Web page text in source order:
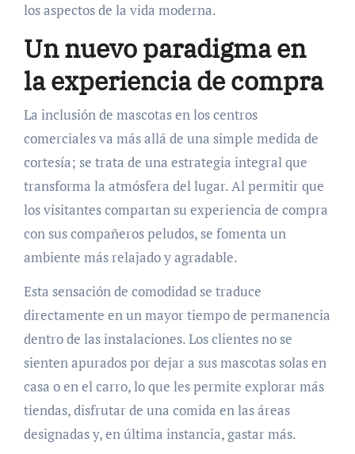
los aspectos de la vida moderna.
Un nuevo paradigma en
la experiencia de compra
La inclusión de mascotas en los centros
comerciales va más allá de una simple medida de
cortesía; se trata de una estrategia integral que
transforma la atmósfera del lugar. Al permitir que
los visitantes compartan su experiencia de compra
con sus compañeros peludos, se fomenta un
ambiente más relajado y agradable.
Esta sensación de comodidad se traduce
directamente en un mayor tiempo de permanencia
dentro de las instalaciones. Los clientes no se
sienten apurados por dejar a sus mascotas solas en
casa o en el carro, lo que les permite explorar más
tiendas, disfrutar de una comida en las áreas
designadas y, en última instancia, gastar más.